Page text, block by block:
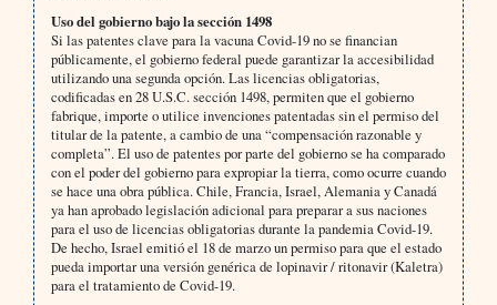
Uso del gobierno bajo la sección 1498
Si las patentes clave para la vacuna Covid-19 no se financian
públicamente, el gobierno federal puede garantizar la accesibilidad
utilizando una segunda opción. Las licencias obligatorias,
codificadas en 28 U.S.C. sección 1498, permiten que el gobierno
fabrique, importe o utilice invenciones patentadas sin el permiso del
titular de la patente, a cambio de una “compensación razonable y
completa”. El uso de patentes por parte del gobierno se ha comparado
con el poder del gobierno para expropiar la tierra, como ocurre cuando
se hace una obra pública. Chile, Francia, Israel, Alemania y Canadá
ya han aprobado legislación adicional para preparar a sus naciones
para el uso de licencias obligatorias durante la pandemia Covid-19.
De hecho, Israel emitió el 18 de marzo un permiso para que el estado
pueda importar una versión genérica de lopinavir / ritonavir (Kaletra)
para el tratamiento de Covid-19.